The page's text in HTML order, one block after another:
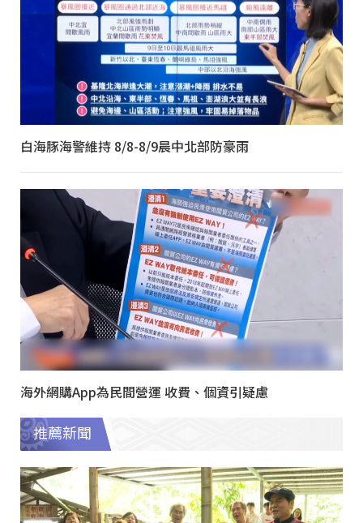
白海豚海警維持 8/8-8/9晨中北部防豪雨
海外網購App為民間營運 收費、個資引疑慮
推薦新聞